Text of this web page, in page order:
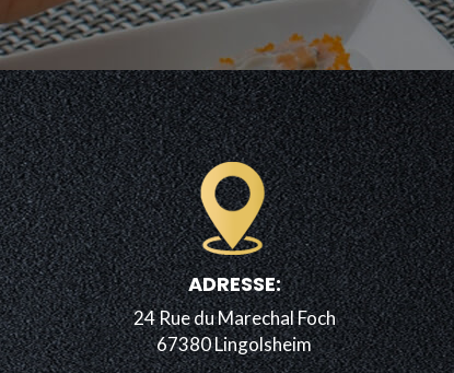
ADRESSE:
24 Rue du Marechal Foch
67380 Lingolsheim